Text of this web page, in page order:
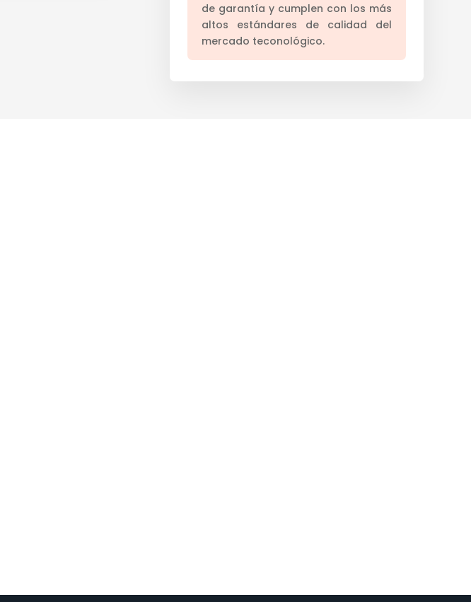
de garantía y cumplen con los más
altos estándares de calidad del
mercado teconológico.